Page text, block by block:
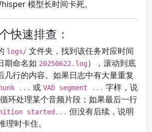
模型长时间卡死。
快速排查：
logs/ 文件夹，找到该任务对应时间
期命名如 20250622.log），滚动到底
几行的内容。如果日志中有大量重复
... 或 VAD segment ... 字样，说
环处理某个音频片段；如果最后一行
started... 但没有后续，说明
时卡住。